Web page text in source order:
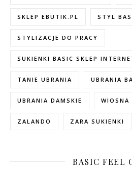
SKLEP EBUTIK.PL STYL
STYLIZACJE DO PRACY
SUKIENKI BASIC SKLEP
TANIE UBRANIA UBRANIA
UBRANIA DAMSKIE WIOSNA
ZALANDO ZARA SUKIENKI
BASIC FEEL